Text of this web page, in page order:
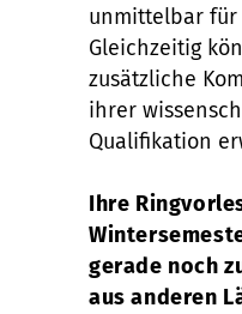
unmittelbar für
Gleichzeitig
zusätzliche
ihrer
Qualifikation
Ihre
gerade noch
aus anderen